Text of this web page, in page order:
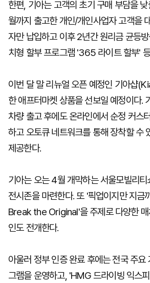
한편, 기아는 고객의 초기 구매 부담을
월까지 출고한 개인/개인사업자 고객을
자만 납입하고 이후 2년간 원리금 균등
치형 할부 프로그램 '365 라이트 할부'
이번 달 말 리뉴얼 오픈 예정인 기아샵
한 애프터마켓 상품을 선보일 예정이다.
차량 출고 후에도 온라인에서 순정 커스
하고 오토큐 네트워크를 통해 장착할 수
제공한다.
기아는 오는 4월 개막하는 서울모빌리
전시존을 마련한다. 또 '픽업이지만 지금
Break the Original'을 주제로 다양한 매
인도 전개한다.
아울러 정부 인증 완료 후에는 전국 주요
그램을 운영하고, 'HMG 드라이빙 익스